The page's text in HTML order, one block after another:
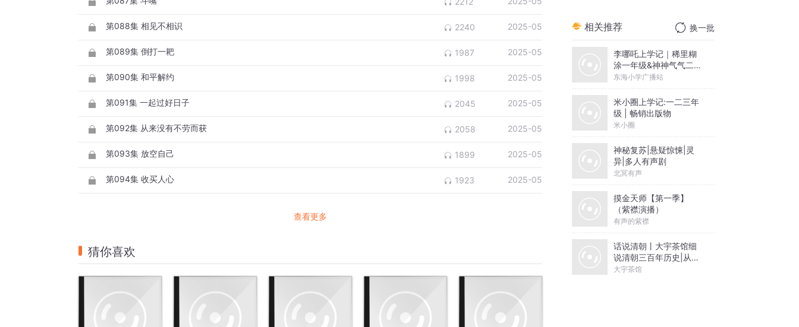
第088集 相见不相识 2240 2025-05
第089集 倒打一耙 1987 2025-05
第090集 和平解约 1998 2025-05
第091集 一起过好日子 2045 2025-05
第092集 从来没有不劳而获 2058 2025-05
第093集 放空自己 1899 2025-05
第094集 收买人心 1923 2025-05
查看更多
猜你喜欢
相关推荐 换一批
李哪吒上学记｜稀里糊
涂一年级&神神气气二年
级
东海小学广播站
米小圈上学记:一二三年
级 | 畅销出版物
米小圈
神秘复苏|悬疑惊悚|灵
异|多人有声剧
北冥有声
摸金天师【第一季】
（紫襟演播）
有声的紫襟
话说清朝丨大宇茶馆细
说清朝三百年历史|从努
尔哈赤到末代皇帝溥仪|
大宇茶馆